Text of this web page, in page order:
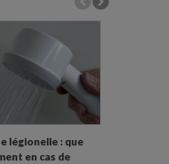
légionelle : que
en cas de